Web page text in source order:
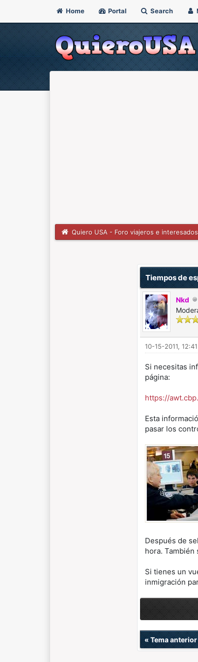
Home Portal Search
Quiero USA - Foro viajeros e
Tiempos de
Nkd
10-15-2011,
Si necesitas
página:
https://
Esta
pasar los
Después de
hora. También
Si tienes un
inmigración
« Tema anterior